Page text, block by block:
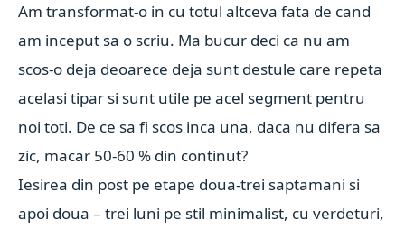
Am transformat-o in cu totul altceva fata de cand
am inceput sa o scriu. Ma bucur deci ca nu am
scos-o deja deoarece deja sunt destule care repeta
acelasi tipar si sunt utile pe acel segment pentru
noi toti. De ce sa fi scos inca una, daca nu difera sa
zic, macar 50-60 % din continut?
Iesirea din post pe etape doua-trei saptamani si
apoi doua – trei luni pe stil minimalist, cu verdeturi,